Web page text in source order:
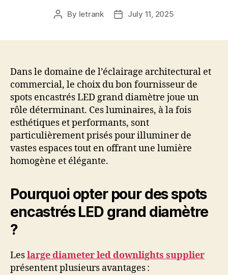
Post
By letrank
PostJuly 11, 2025
Dans le domaine de l’éclairage architectural et
commercial, le choix du bon fournisseur de
spots encastrés LED grand diamètre joue un
rôle déterminant. Ces luminaires, à la fois
esthétiques et performants, sont
particulièrement prisés pour illuminer de
vastes espaces tout en offrant une lumière
homogène et élégante.
Pourquoi opter pour des spots
encastrés LED grand diamètre
?
Leslarge diameter led downlights supplier
présentent plusieurs avantages :